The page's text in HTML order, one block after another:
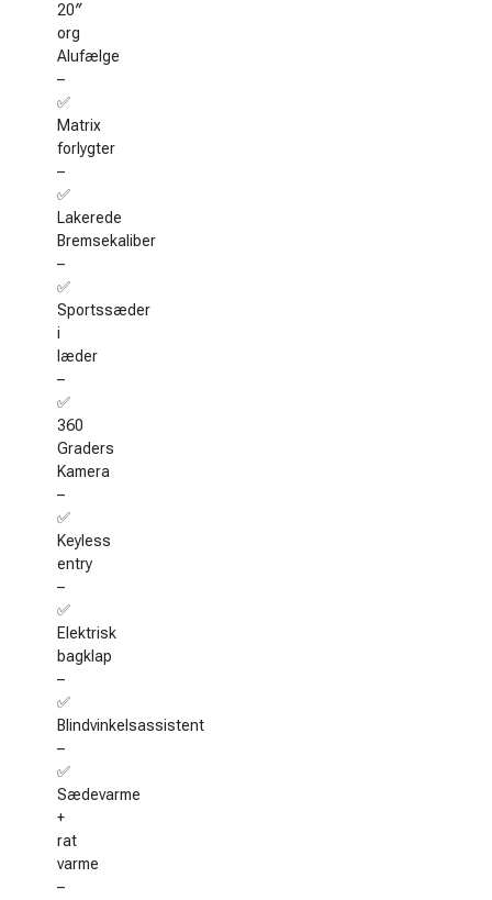
20″
org
Alufælge
–
✅
Matrix
forlygter
–
✅
Lakerede
Bremsekaliber
–
✅
Sportssæder
i
læder
–
✅
360
Graders
Kamera
–
✅
Keyless
entry
–
✅
Elektrisk
bagklap
–
✅
Blindvinkelsassistent
–
✅
Sædevarme
+
rat
varme
–